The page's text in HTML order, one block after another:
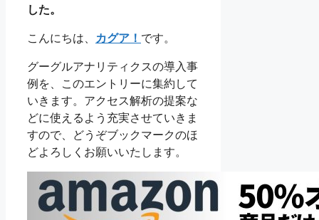
した。
こんにちは、 カグア！ です。
グーグルアナリティクスの導入事
例を、このエントリーに集約して
いきます。アクセス解析の提案な
どに使えるよう充実させていきま
すので、どうぞブックマークのほ
どよろしくお願いいたします。